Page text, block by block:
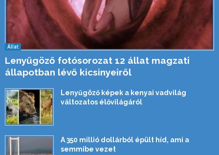
Állat
Lenyűgöző fotósorozat 12 állat magzati
állapotban lévő kicsinyeiről
Lenyűgöző képek a kenyai vadvilág
változatos élővilágáról
A 350 millió dollárból épült híd, ami a
semmibe vezet